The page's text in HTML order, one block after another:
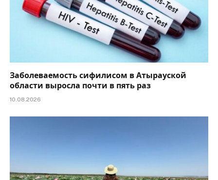
Заболеваемость сифилисом в Атырауской
области выросла почти в пять раз
10.08.2026